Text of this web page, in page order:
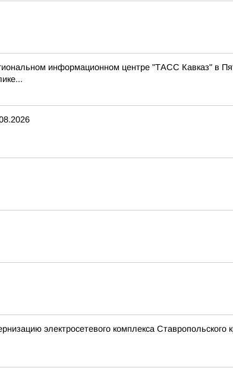
информационном центре "ТАСС Кавказ" в
электросетевого комплекса Ставропольского